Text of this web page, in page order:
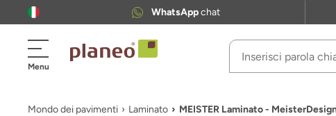
WhatsAppchat
Menu
Mondo dei pavimenti Laminato MEISTER Laminato -